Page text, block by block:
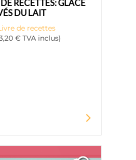
RECETTES: GLACE
DU LAIT
de recettes
€ TVA inclus)